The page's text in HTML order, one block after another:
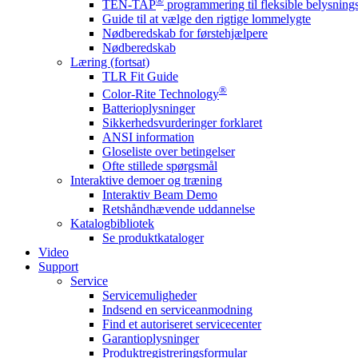
TEN-TAP
programmering til fleksible
Guide til at vælge den rigtige lommelygte
Nødberedskab for førstehjælpere
Nødberedskab
Læring (fortsat)
TLR Fit Guide
Color-Rite Technology®
Batterioplysninger
Sikkerhedsvurderinger forklaret
ANSI information
Gloseliste over betingelser
Ofte stillede spørgsmål
Interaktive demoer og træning
Interaktiv Beam Demo
Retshåndhævende uddannelse
Katalogbibliotek
Se produktkataloger
Video
Support
Service
Servicemuligheder
Indsend en serviceanmodning
Find et autoriseret servicecenter
Garantioplysninger
Produktregistreringsformular